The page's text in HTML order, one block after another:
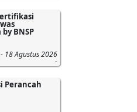
BNSP
18 Agustus 2026
-
Perancah